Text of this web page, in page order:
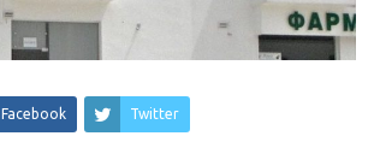
Facebook Twitter